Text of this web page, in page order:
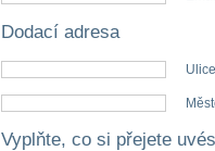
Dodací adresa
Vyplňte, co si přejete